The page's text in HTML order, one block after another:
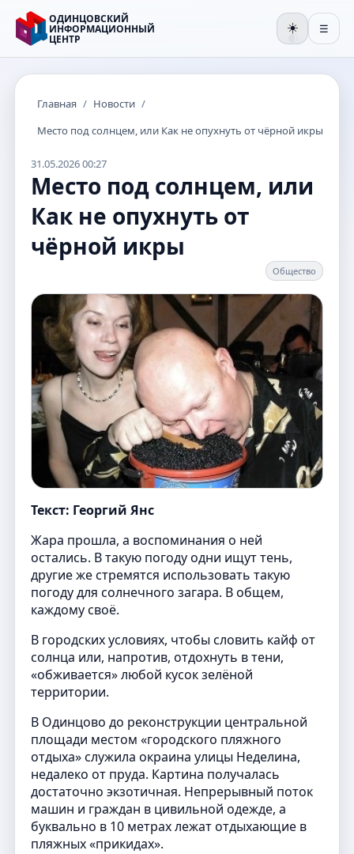
ОДИНЦОВСКИЙ
ИНФОРМАЦИОННЫЙ
ЦЕНТР
☀️ ☰
Главная / Новости /
Место под солнцем, или Как не опухнуть от чёрной икры
31.05.2026 00:27
Место под солнцем, или
Как не опухнуть от
чёрной икры
Общество
Текст: Георгий Янс
Жара прошла, а воспоминания о ней
остались. В такую погоду одни ищут тень,
другие же стремятся использовать такую
погоду для солнечного загара. В общем,
каждому своё.
В городских условиях, чтобы словить кайф от
солнца или, напротив, отдохнуть в тени,
«обживается» любой кусок зелёной
территории.
В Одинцово до реконструкции центральной
площади местом «городского пляжного
отдыха» служила окраина улицы Неделина,
недалеко от пруда. Картина получалась
достаточно экзотичная. Непрерывный поток
машин и граждан в цивильной одежде, а
буквально в 10 метрах лежат отдыхающие в
пляжных «прикидах».